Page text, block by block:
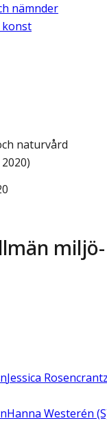
nämnder
konst
naturvård
miljö-
Jessica
Hanna Westerén